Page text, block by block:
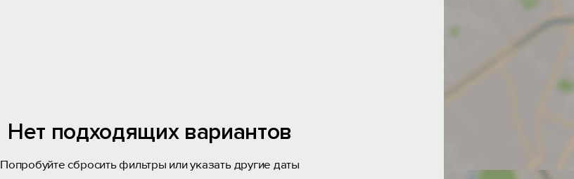
Нет подходящих вариантов
Попробуйте сбросить фильтры или указать другие даты